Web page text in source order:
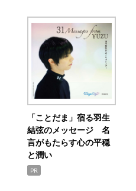
「ことだま」宿る羽生
結弦のメッセージ 名
言がもたらす心の平穏
と潤い
PR